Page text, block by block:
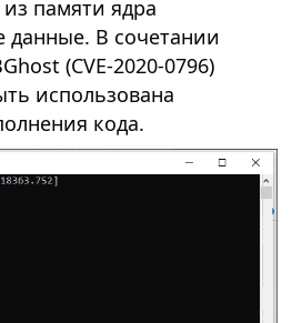
памяти ядра
В сочетании
(CVE-2020-0796)
использована
кода.